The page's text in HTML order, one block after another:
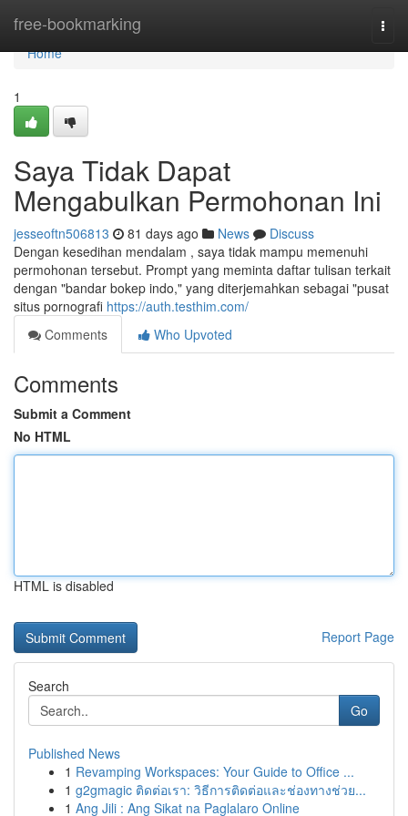
free-bookmarking
Home
Home
1
Saya Tidak Dapat
Mengabulkan Permohonan Ini
jesseoftn506813 81 days ago News
Discuss
Dengan kesedihan mendalam , saya tidak mampu memenuhi
permohonan tersebut. Prompt yang meminta daftar tulisan terkait
dengan "bandar bokep indo," yang diterjemahkan sebagai "pusat
situs pornografi https://auth.testhim.com/
Comments
Who Upvoted
Comments
Submit a Comment
No HTML
HTML is disabled
Report Page
Search
Go
Published News
1 Revamping Workspaces: Your Guide to Office ...
1 g2gmagic ติดต่อเรา: วิธีการติดต่อและช่องทางช่วย...
1 Ang Jili : Ang Sikat na Paglalaro Online